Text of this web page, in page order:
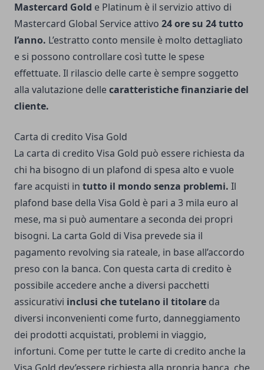
Mastercard Gold e Platinum è il servizio attivo di
Mastercard Global Service attivo 24 ore su 24 tutto
l’anno. L’estratto conto mensile è molto dettagliato
e si possono controllare così tutte le spese
effettuate. Il rilascio delle carte è sempre soggetto
alla valutazione dellecaratteristiche finanziarie del
cliente.
Carta di credito Visa Gold
La carta di credito Visa Gold può essere richiesta da
chi ha bisogno di un plafond di spesa alto e vuole
fare acquisti in tutto il mondo senza problemi. Il
plafond base della Visa Gold è pari a 3 mila euro al
mese, ma si può aumentare a seconda dei propri
bisogni. La carta Gold di Visa prevede sia il
pagamento revolving sia rateale, in base all’accordo
preso con la banca. Con questa carta di credito è
possibile accedere anche a diversi pacchetti
assicurativi inclusi che tutelano il titolare da
diversi inconvenienti come furto, danneggiamento
dei prodotti acquistati, problemi in viaggio,
infortuni. Come per tutte le carte di credito anche la